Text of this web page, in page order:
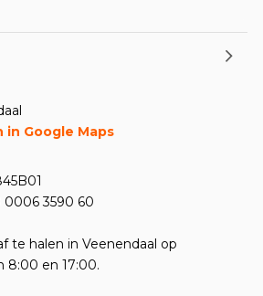
in Google Maps
0006 3590 60
te halen in Veenendaal op
8:00 en 17:00.